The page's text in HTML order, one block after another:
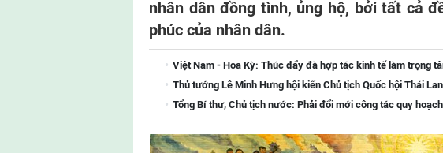
nhân dân đồng tình, ủng hộ, bởi tất cả
phúc của nhân dân.
Việt Nam - Hoa Kỳ: Thúc đẩy đà hợp tác kinh tế làm trọng
Thủ tướng Lê Minh Hưng hội kiến Chủ tịch Quốc hội Thái Lan
Tổng Bí thư, Chủ tịch nước: Phải đổi mới công tác quy